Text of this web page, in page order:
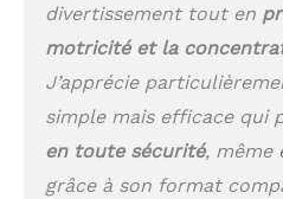
jeux
divertissement tout en
motricité et la
J’apprécie
simple mais efficace qui
en toute sécurité, même
grâce à son format